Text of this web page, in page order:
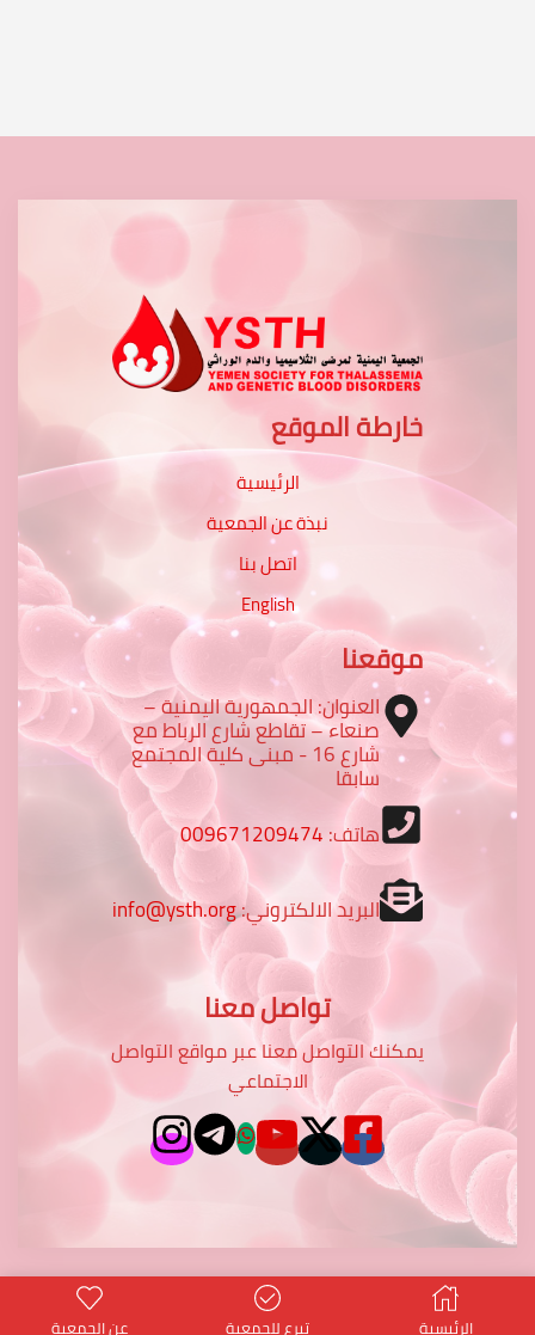
خارطة الموقع
الرئيسية
نبذة عن الجمعية
اتصل بنا
English
موقعنا
العنوان: الجمهورية اليمنية –
صنعاء – تقاطع شارع الرباط مع
شارع 16 - مبنى كلية المجتمع
سابقا
هاتف:009671209474
البريد الالكتروني:info@ysth.org
تواصل معنا
يمكنك التواصل معنا عبر مواقع التواصل
الاجتماعي
الرئيسية تبرع للجمعية عن الجمعية